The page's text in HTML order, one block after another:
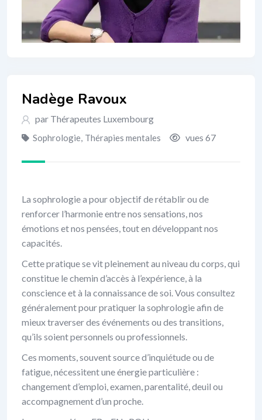
Nadège Ravoux
par Thérapeutes Luxembourg
Sophrologie, Thérapies mentales vues 67
La sophrologie a pour objectif de rétablir ou de
renforcer l’harmonie entre nos sensations, nos
émotions et nos pensées, tout en développant nos
capacités.
Cette pratique se vit pleinement au niveau du corps, qui
constitue le chemin d’accès à l’expérience, à la
conscience et à la connaissance de soi. Vous consultez
généralement pour pratiquer la sophrologie afin de
mieux traverser des événements ou des transitions,
qu’ils soient personnels ou professionnels.
Ces moments, souvent source d’inquiétude ou de
fatigue, nécessitent une énergie particulière :
changement d’emploi, examen, parentalité, deuil ou
accompagnement d’un proche.